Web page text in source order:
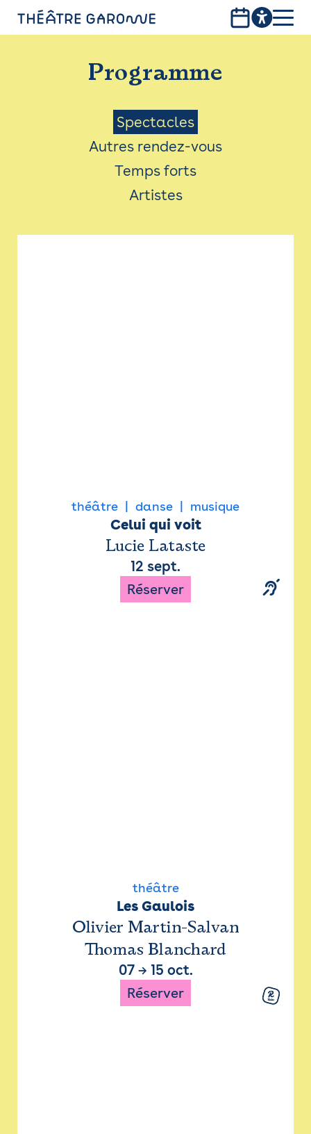
PROGRAMME
INFOS PRATIQUES
AVEC LES PUBLICS
ACCESSIBILITÉ
LES PRODUCTIONS
Programme
Menu
Saison
Spectacles
Autres rendez-vous
Temps forts
Artistes
théâtre danse musique
Celui qui voit
Lucie Lataste
12 sept.
Réserver
théâtre
Les Gaulois
Olivier Martin-Salvan
Thomas Blanchard
07→ 15 oct.
Réserver